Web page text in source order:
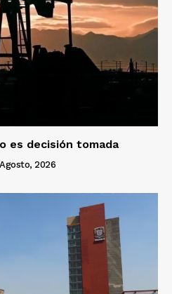
es decisión tomada
2026